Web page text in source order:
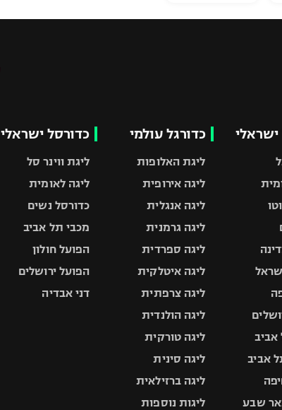
ישראלי
אביב
אביב
שבע
כדורגל עולמי
ליגת האלופות
ליגה אירופית
ליגה אנגלית
ליגה גרמנית
ליגה ספרדית
ליגה איטלקית
ליגה צרפתית
ליגה הולנדית
ליגה טורקית
ליגה סינית
ליגה ברזילאית
ליגות נוספות
כדורסל ישראלי
ליגת ווינר סל
ליגה לאומית
כדורסל נשים
מכבי תל אביב
הפועל חולון
הפועל ירושלים
דני אבדיה